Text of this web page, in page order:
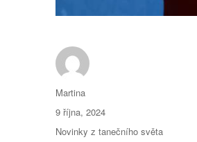
Autor:
Martina
Publikováno:
9 října, 2024
Rubriky:
Novinky z tanečního světa